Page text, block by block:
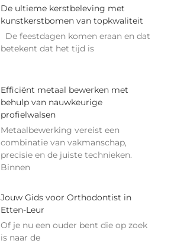
De ultieme kerstbeleving met
kunstkerstbomen van topkwaliteit
De feestdagen komen eraan en dat
betekent dat het tijd is
Efficiënt metaal bewerken met
behulp van nauwkeurige
profielwalsen
Metaalbewerking vereist een
combinatie van vakmanschap,
precisie en de juiste technieken.
Binnen
Jouw Gids voor Orthodontist in
Etten-Leur
Of je nu een ouder bent die op zoek
is naar de